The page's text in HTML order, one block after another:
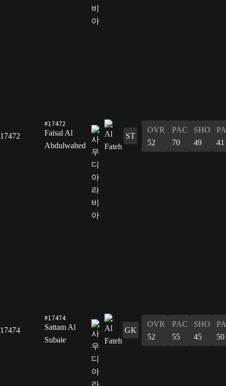
17472
#17472
Faisal Al
Abdulwahed
ST
OVR
52
PAC
70
SHO
49
41
17474
#17474
Sattam Al
Subaie
GK
OVR
52
PAC
55
SHO
45
50